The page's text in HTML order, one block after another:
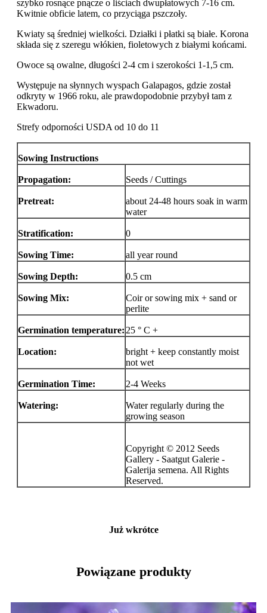
szybko rosnące pnącze o liściach dwupłatowych 7-16 cm.
Kwitnie obficie latem, co przyciąga pszczoły.
Kwiaty są średniej wielkości. Działki i płatki są białe. Korona
składa się z szeregu włókien, fioletowych z białymi końcami.
Owoce są owalne, długości 2-4 cm i szerokości 1-1,5 cm.
Występuje na słynnych wyspach Galapagos, gdzie został
odkryty w 1966 roku, ale prawdopodobnie przybył tam z
Ekwadoru.
Strefy odporności USDA od 10 do 11
Sowing Instructions
Propagation: Seeds / Cuttings
Pretreat:
about 24-48 hours soak in warm
water
Stratification: 0
Sowing Time: all year round
Sowing Depth: 0.5 cm
Sowing Mix:
Coir or sowing mix + sand or
perlite
Germination temperature: 25 ° C +
Location:
bright + keep constantly moist
not wet
Germination Time: 2-4 Weeks
Watering:
Water regularly during the
growing season
Copyright © 2012 Seeds
Gallery - Saatgut Galerie -
Galerija semena. All Rights
Reserved.
Już wkrótce
Powiązane produkty